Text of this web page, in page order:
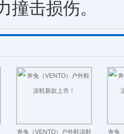
撞击损伤。
奔兔（VENTO）户外鞋凉鞋 奔兔